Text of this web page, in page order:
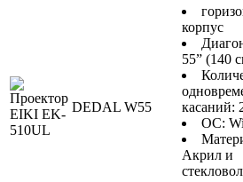
DEDAL W55
корпус
55” (140
касаний:
ОС:
Акрил и